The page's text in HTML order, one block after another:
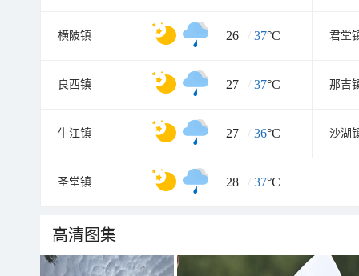
横陂镇 26 / 37°C 君堂
良西镇 27 / 37°C 那吉
牛江镇 27 / 36°C 沙湖
圣堂镇 28 / 37°C
高清图集